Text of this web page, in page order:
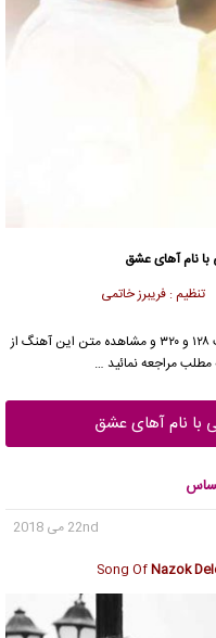
با نام آهای عشق
: فریبرز خاتمی
با کیفیت ۱۲۸ و ۳۲۰ و مشاهده متن این آهنگ از
مراجعه نمائید …
با نام آهای عشق
22nd می 2018
Song OfNazok